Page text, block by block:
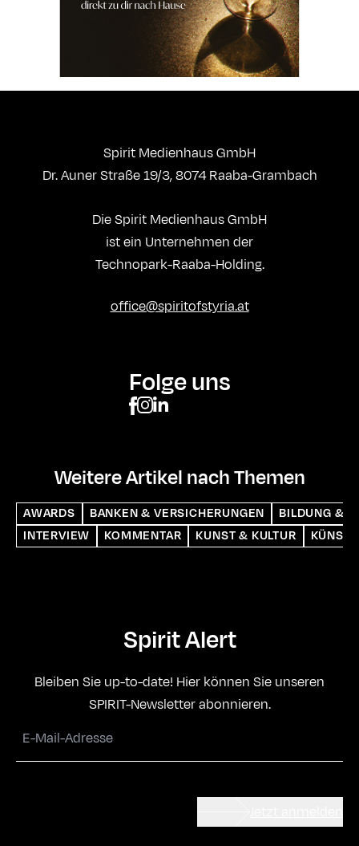
Spirit Medienhaus GmbH
Dr. Auner Straße 19/3, 8074 Raaba-Grambach
Die Spirit Medienhaus GmbH
ist ein Unternehmen der
Technopark-Raaba-Holding.
office@spiritofstyria.at
Folge uns
Weitere Artikel nach Themen
AWARDS BANKEN & VERSICHERUNGEN
BILDUNG &
INTERVIEW
KOMMENTAR KUNST & KULTUR
Spirit Alert
Bleiben Sie up-to-date! Hier können Sie unseren
SPIRIT-Newsletter abonnieren.